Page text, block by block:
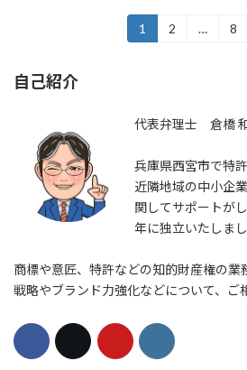
の
固
定
1
固
2 …
固
8
自己紹介
代表弁理士 倉橋
兵庫県西宮市で特
近隣地域の中小企
関してサポートが
年に独立いたしまし
商標や意匠、特許などの知的財産権の業
戦略やブランド力強化などについて、ご